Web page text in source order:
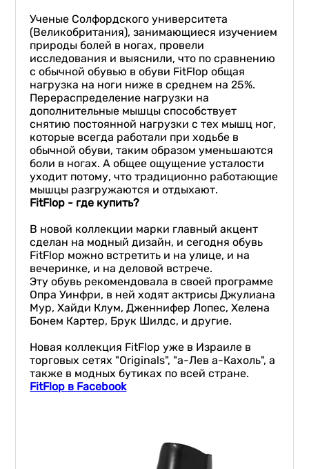
Ученые Солфордского университета
(Великобритания), занимающиеся изучением
природы болей в ногах, провели
исследования и выяснили, что по сравнению
с обычной обувью в обуви FitFlop общая
нагрузка на ноги ниже в среднем на 25%.
Перераспределение нагрузки на
дополнительные мышцы способствует
снятию постоянной нагрузки с тех мышц ног,
которые всегда работали при ходьбе в
обычной обуви, таким образом уменьшаются
боли в ногах. А общее ощущение усталости
уходит потому, что традиционно работающие
мышцы разгружаются и отдыхают.
FitFlop - где купить?
В новой коллекции марки главный акцент
сделан на модный дизайн, и сегодня обувь
FitFlop можно встретить и на улице, и на
вечеринке, и на деловой встрече.
Эту обувь рекомендовала в своей программе
Опра Уинфри, в ней ходят актрисы Джулиана
Мур, Хайди Клум, Дженнифер Лопес, Хелена
Бонем Картер, Брук Шилдс, и другие.
Новая коллекция FitFlop уже в Израиле в
торговых сетях "Originals", "а-Лев а-Кахоль", а
также в модных бутиках по всей стране.
FitFlop в Facebook